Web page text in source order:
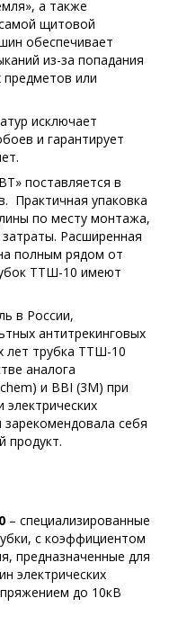
а также
щитовой
обеспечивает
из-за попадания
или
исключает
и гарантирует
поставляется в
Практичная упаковка
по месту монтажа,
Расширенная
полным рядом от
ТТШ-10 имеют
в России,
антитрекинговых
лет трубка ТТШ-10
аналога
и BBI (3M) при
себя
продукт.
– специализированные
с коэффициентом
предназначенные для
электрических
до 10кВ